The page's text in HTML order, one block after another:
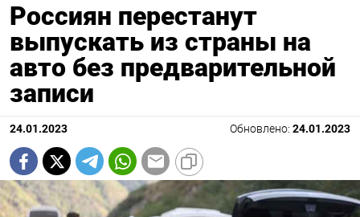
Россиян перестанут
выпускать из страны на
авто без предварительной
записи
24.01.2023 Обновлено: 24.01.2023